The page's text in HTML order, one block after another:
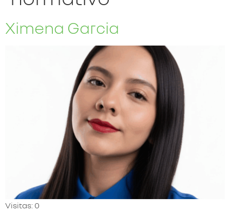
Ximena Garcia
Visitas: 0